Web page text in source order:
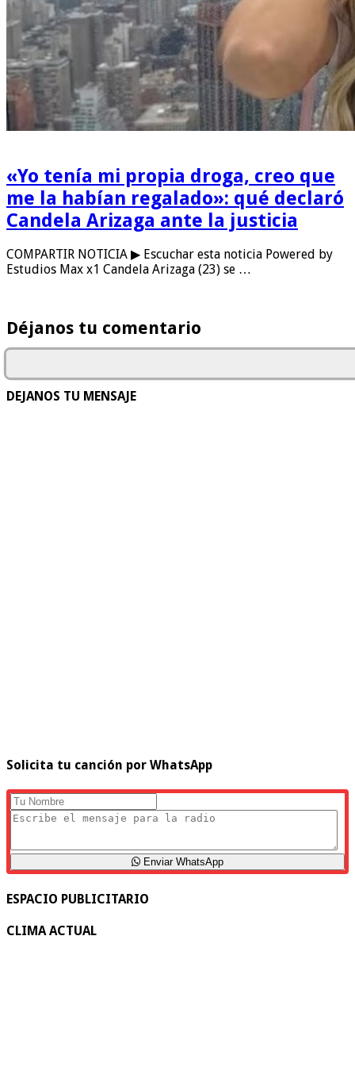
«Yo tenía mi propia droga, creo que
me la habían regalado»: qué declaró
Candela Arizaga ante la justicia
COMPARTIR NOTICIA ▶ Escuchar esta noticia Powered by
Estudios Max x1 Candela Arizaga (23) se …
Déjanos tu comentario
DEJANOS TU MENSAJE
Solicita tu canción por WhatsApp
Enviar WhatsApp
ESPACIO PUBLICITARIO
CLIMA ACTUAL